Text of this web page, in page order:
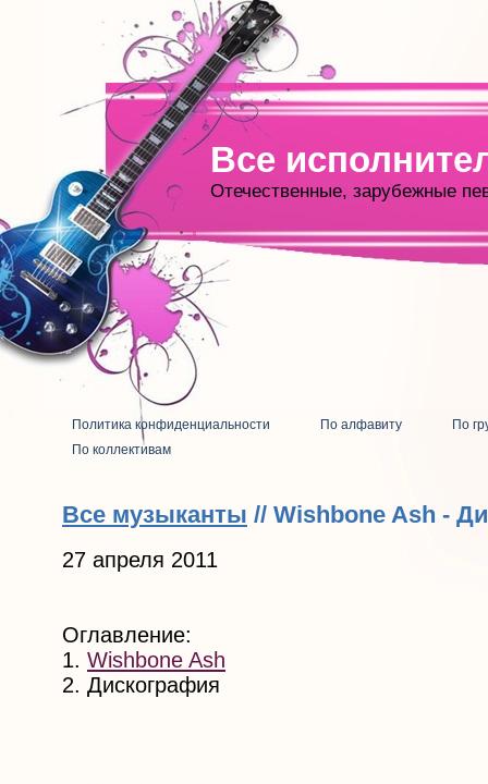
Все
Отечественные, зарубежные
Политика конфиденциальности По алфавиту
По
По коллективам
Все музыканты // Wishbone Ash -
27 апреля 2011
Оглавление:
1. Wishbone Ash
2. Дискография